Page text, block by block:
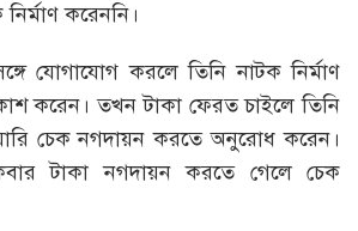
করেননি।
যোগাযোগ করলে তিনি নাটক নির্মাণ
করেন। তখন টাকা ফেরত চাইলে তিনি
চেক নগদায়ন করতে অনুরোধ করেন।
টাকা নগদায়ন করতে গেলে চেক